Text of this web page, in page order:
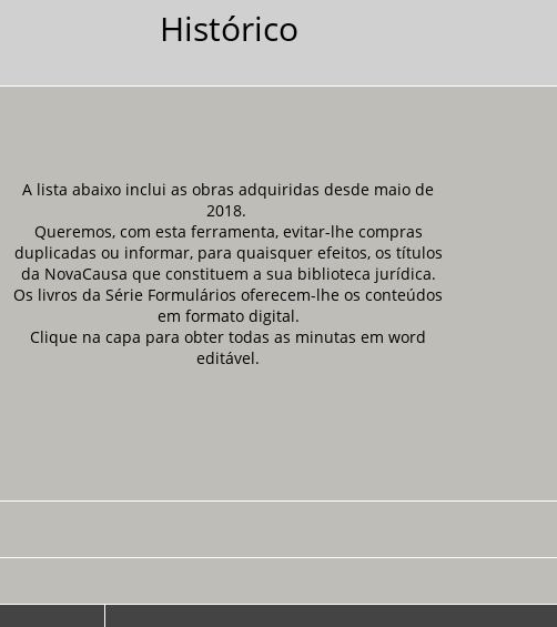
Histórico
A lista abaixo inclui as obras adquiridas desde maio de
2018.
Queremos, com esta ferramenta, evitar-lhe compras
duplicadas ou informar, para quaisquer efeitos, os títulos
da NovaCausa que constituem a sua biblioteca jurídica.
Os livros da Série Formulários oferecem-lhe os conteúdos
em formato digital.
Clique na capa para obter todas as minutas em word
editável.